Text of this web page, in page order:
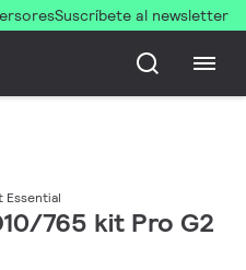
Suscríbete al newsletter
Essential
765 kit Pro G2